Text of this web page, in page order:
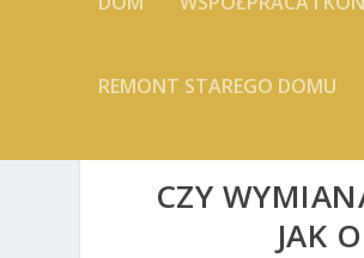
REMONT STAREGO DOMU
CZY
JAK